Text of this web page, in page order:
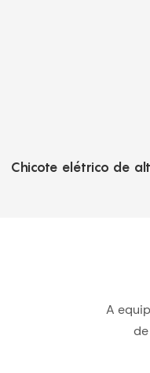
Chicote elétrico de
A